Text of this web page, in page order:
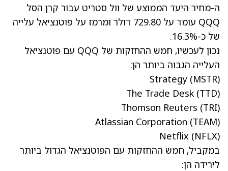
ה-מחיר היעד הממוצע של וול סטריט עבור קרן הסל
QQQ עומד על 729.80 דולר ומרמז על פוטנציאל עלייה
של כ-16.3%.
נכון לעכשיו, חמש ההחזקות של QQQ עם פוטנציאל
העלייה הגבוה ביותר הן:
Strategy (MSTR)
The Trade Desk (TTD)
Thomson Reuters (TRI)
Atlassian Corporation (TEAM)
Netflix (NFLX)
במקביל, חמש ההחזקות עם הפוטנציאל הגדול ביותר
לירידה הן: